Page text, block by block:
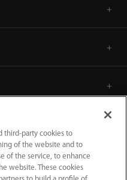
third-party cookies to
of the website and to
of the service, to enhance
website. These cookies